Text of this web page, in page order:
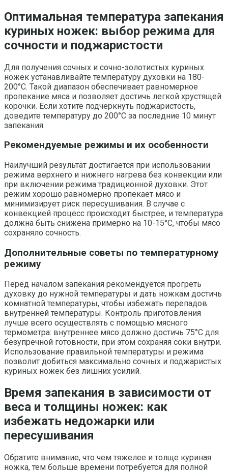
Оптимальная температура запекания
куриных ножек: выбор режима для
сочности и поджаристости
Для получения сочных и сочно-золотистых куриных
ножек устанавливайте температуру духовки на 180-
200°C. Такой диапазон обеспечивает равномерное
пропекание мяса и позволяет достичь легкой хрустящей
корочки. Если хотите подчеркнуть поджаристость,
доведите температуру до 200°C за последние 10 минут
запекания.
Рекомендуемые режимы и их особенности
Наилучший результат достигается при использовании
режима верхнего и нижнего нагрева без конвекции или
при включении режима традиционной духовки. Этот
режим хорошо равномерно пропекает мясо и
минимизирует риск пересушивания. В случае с
конвекцией процесс происходит быстрее, и температура
должна быть снижена примерно на 10-15°C, чтобы мясо
сохраняло сочность.
Дополнительные советы по температурному
режиму
Перед началом запекания рекомендуется прогреть
духовку до нужной температуры и дать ножкам достичь
комнатной температуры, чтобы избежать перепадов
внутренней температуры. Контроль приготовления
лучше всего осуществлять с помощью мясного
термометра: внутреннее мясо должно достичь 75°C для
безупречной готовности, при этом сохраняя соки внутри.
Использование правильной температуры и режима
позволит добиться максимально сочных и поджаристых
куриных ножек без лишних усилий.
Время запекания в зависимости от
веса и толщины ножек: как
избежать недожарки или
пересушивания
Обратите внимание, что чем тяжелее и толще куриная
ножка, тем больше времени потребуется для полной